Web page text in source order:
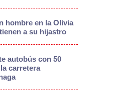
hombre en la Olivia
a su hijastro
autobús con 50
carretera